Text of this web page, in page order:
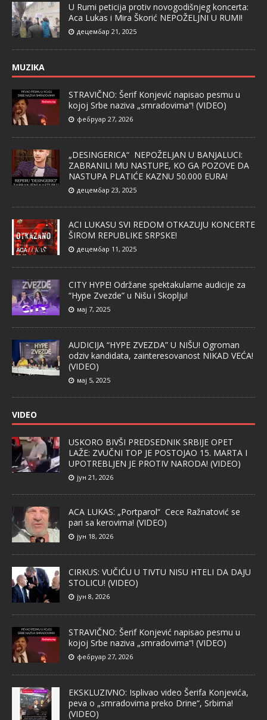
U Rumi peticija protiv novogodišnjeg koncerta:
Aca Lukas i Mira Škorić NEPOŽELJNI U RUMI!
децембар 21, 2025
MUZIKA
STRAVIČNO: Šerif Konjević napisao pesmu u
kojoj Srbe naziva „smradovima“! (VIDEO)
фебруар 27, 2026
„DESINGERICA“ NEPOŽELJAN U BANJALUCI:
ZABRANILI MU NASTUPE, KO GA POZOVE DA
NASTUPA PLATIĆE KAZNU 50.000 EURA!
децембар 23, 2025
ACI LUKASU SVI REDOM OTKAZUJU KONCERTE
ŠIROM REPUBLIKE SRPSKE!
децембар 11, 2025
CITY HYPE! Održane spektakularne audicije za
“Hype Zvezde” u Nišu i Skoplju!
мај 7, 2025
AUDICIJA “HYPE ZVEZDA” U NIŠU! Ogroman
odziv kandidata, zainteresovanost NIKAD VEĆA!
(VIDEO)
мај 5, 2025
VIDEO
USKORO BIVŠI PREDSEDNIK SRBIJE OPET
LAŽE: ZVUČNI TOP JE POSTOJAO 15. MARTA I
UPOTREBLJEN JE PROTIV NARODA! (VIDEO)
јун 21, 2026
ACA LUKAS: „Portparol“ Cece Ražnatović se
pari sa kerovima! (VIDEO)
јун 18, 2026
CIRKUS: VUČIĆU U TIVTU NISU HTELI DA DAJU
STOLICU! (VIDEO)
јун 8, 2026
STRAVIČNO: Šerif Konjević napisao pesmu u
kojoj Srbe naziva „smradovima“! (VIDEO)
фебруар 27, 2026
EKSKLUZIVNO: Isplivao video Šerifa Konjevića,
peva o „smradovima preko Drine“, Srbima!
(VIDEO)